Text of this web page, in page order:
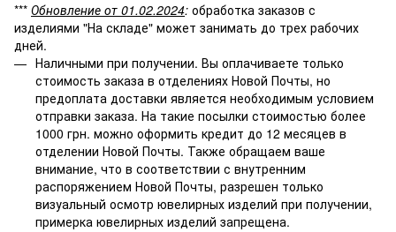
*** Обновление от 01.02.2024: обработка заказов с
изделиями "На складе" может занимать до трех рабочих
дней.
Наличными при получении. Вы оплачиваете только
стоимость заказа в отделениях Новой Почты, но
предоплата доставки является необходимым условием
отправки заказа. На такие посылки стоимостью более
1000 грн. можно оформить кредит до 12 месяцев в
отделении Новой Почты. Также обращаем ваше
внимание, что в соответствии с внутренним
распоряжением Новой Почты, разрешен только
визуальный осмотр ювелирных изделий при получении,
примерка ювелирных изделий запрещена.